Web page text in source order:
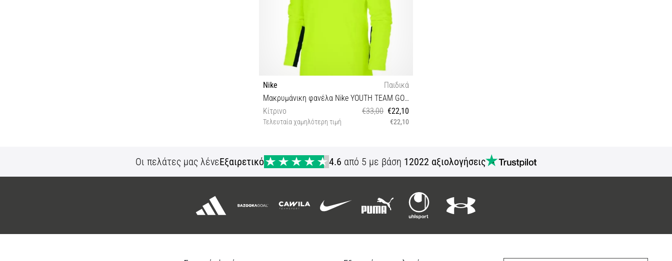
Nike
Παιδικά
Μακρυμάνικη φανέλα Nike YOUTH TEAM GOALKEEPER JERSEY LONG SLEEVE
Κίτρινο
€33,00 €22,10
Τελευταία χαμηλότερη τιμή €22,10
Οι πελάτες μας λένεΕξαιρετικό 4.6 από 5 με βάση 12022 αξιολογήσεις